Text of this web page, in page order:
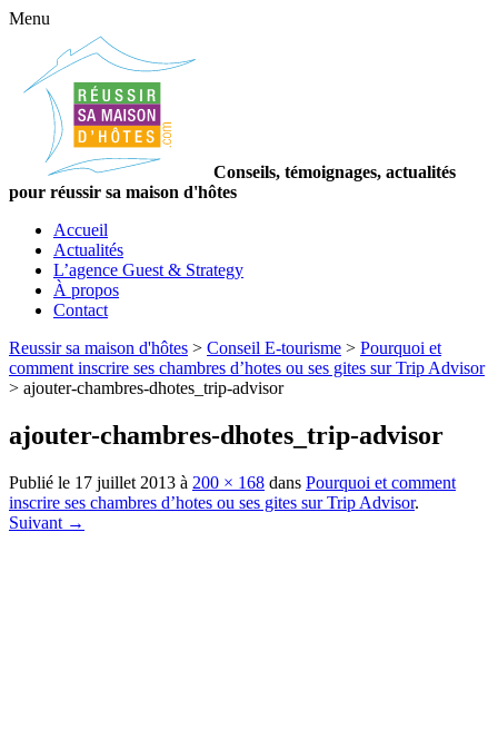
Menu
Conseils, témoignages, actualités
pour réussir sa maison d'hôtes
Accueil
Actualités
L’agence Guest & Strategy
À propos
Contact
Reussir sa maison d'hôtes > Conseil E-tourisme > Pourquoi et
comment inscrire ses chambres d’hotes ou ses gites sur Trip Advisor
> ajouter-chambres-dhotes_trip-advisor
ajouter-chambres-dhotes_trip-advisor
Publié le 17 juillet 2013 à 200 × 168 dans Pourquoi et comment
inscrire ses chambres d’hotes ou ses gites sur Trip Advisor.
Suivant →